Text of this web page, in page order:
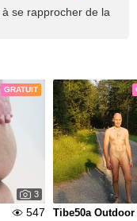
à se rapprocher de la
GRATUIT
3
547 Tibe50a Outdoor